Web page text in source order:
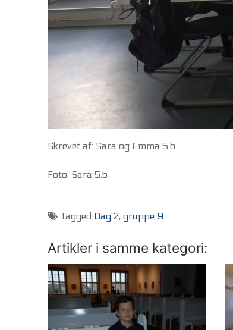
Skrevet af: Sara og Emma 5.b
Foto: Sara 5.b
Tagged Dag 2, gruppe 9
Artikler i samme kategori: